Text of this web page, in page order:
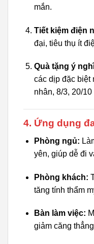
mắn.
Tiết kiệm điện
đại, tiêu thụ ít
Quà tặng ý
các dịp đặc biệt
nhân, 8/3, 20/
4. Ứng dụng
Phòng ngủ:
yên, giúp dễ đi
Phòng khách:
tăng tính thẩm
Bàn làm việc:
giảm căng